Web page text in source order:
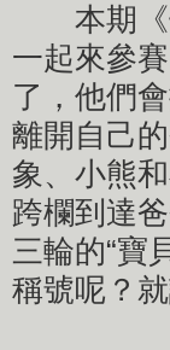
本期《
一起來參
了，他們
離開自己
象、小熊
跨欄到達
三輪的“寶
稱號呢？